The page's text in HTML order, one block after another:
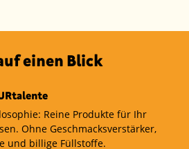
einen Blick
Reine Produkte für Ihr
Ohne Geschmacksverstärker,
und billige Füllstoffe.